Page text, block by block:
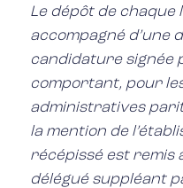
Le dépôt de chaque
accompagné d’une
candidature signée
comportant, pour
administratives
la mention de
récépissé est remis
délégué suppléant